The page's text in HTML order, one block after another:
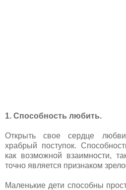
1. Способность любить.
Открыть свое сердце
храбрый поступок.
как возможной взаимности,
точно является признаком
Маленькие дети способны